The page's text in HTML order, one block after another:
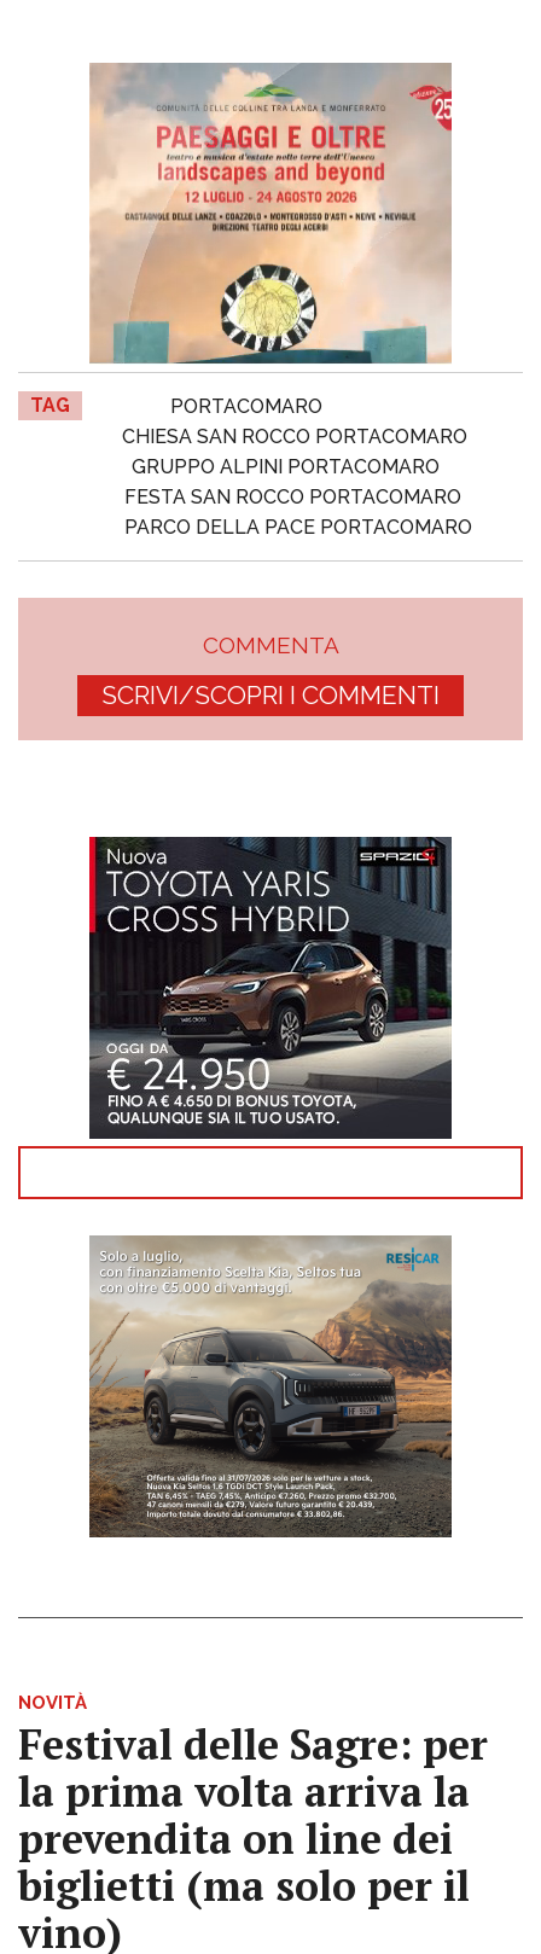
TAG
PORTACOMARO
CHIESA SAN ROCCO PORTACOMARO
GRUPPO ALPINI PORTACOMARO
FESTA SAN ROCCO PORTACOMARO
PARCO DELLA PACE PORTACOMARO
COMMENTA
SCRIVI/SCOPRI I COMMENTI
NOVITÀ
Festival delle Sagre: per
la prima volta arriva la
prevendita on line dei
biglietti (ma solo per il
vino)